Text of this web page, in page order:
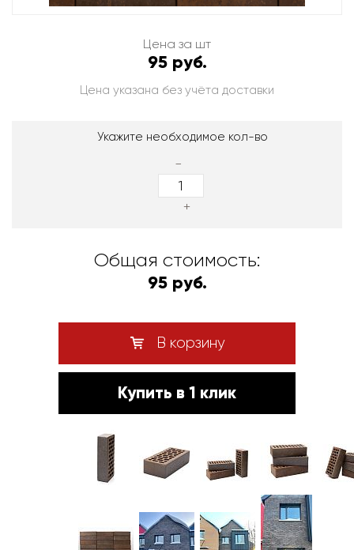
Цена за шт
95 руб.
Цена указана без учёта доставки
Укажите необходимое кол-во
-
+
Общая стоимость:
95 руб.
В корзину
Купить в 1 клик